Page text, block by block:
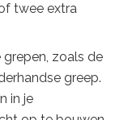
twee extra
zoals de
greep.
in je